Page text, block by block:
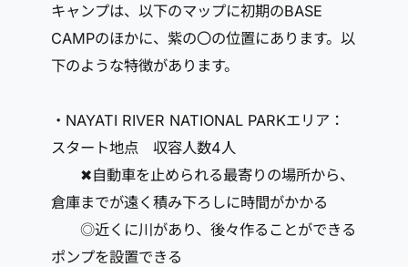
キャンプは、以下のマップに初期のBASE
CAMPのほかに、紫の〇の位置にあります。以
下のような特徴があります。
・NAYATI RIVER NATIONAL PARKエリア：
スタート地点 収容人数4人
✖自動車を止められる最寄りの場所から、
倉庫までが遠く積み下ろしに時間がかかる
◎近くに川があり、後々作ることができる
ポンプを設置できる